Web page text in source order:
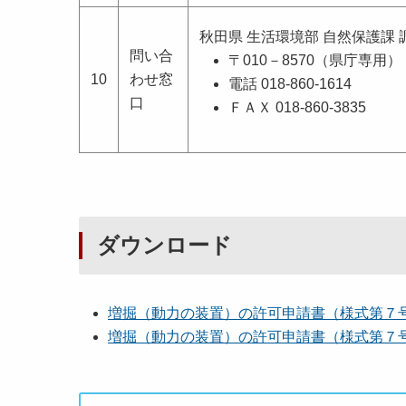
10
問い合
わせ窓
口
秋田県 生活環境部 自然保護課
〒010－8570（県庁専用）
電話 018-860-1614
ＦＡＸ 018-860-3835
ダウンロード
増掘（動力の装置）の許可申請書（様式第７
増掘（動力の装置）の許可申請書（様式第７